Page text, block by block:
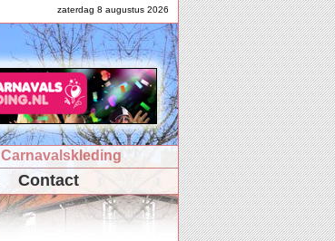
zaterdag 8 augustus 2026
Carnavalskleding
Contact